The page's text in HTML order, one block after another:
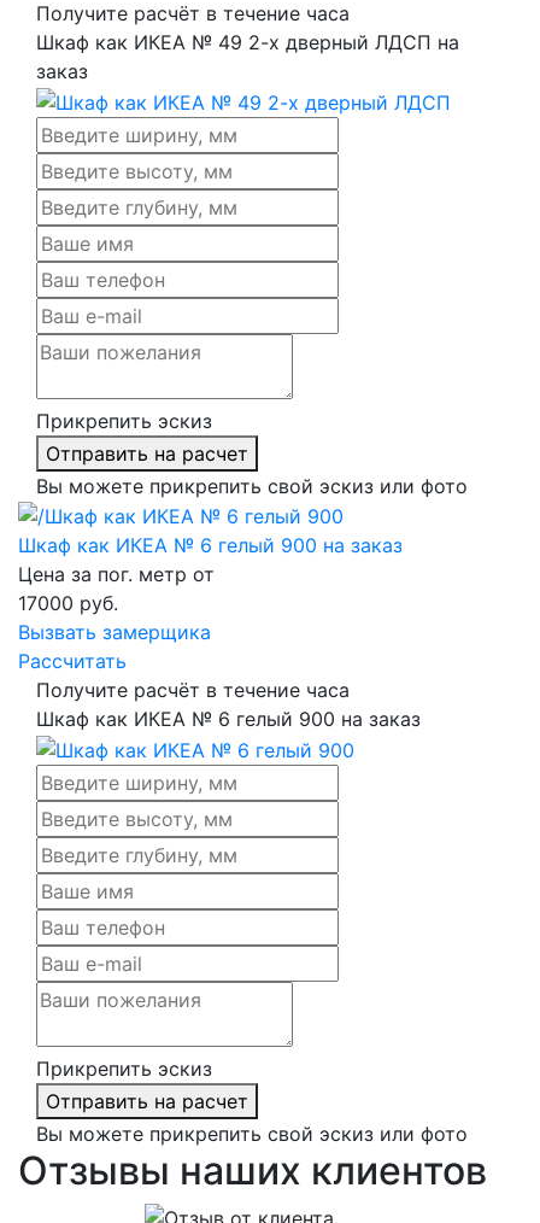
Получите расчёт в течение часа
Шкаф как ИКЕА № 49 2-х дверный ЛДСП на
заказ
Прикрепить эскиз
Отправить на расчет
Вы можете прикрепить свой эскиз или фото
Шкаф как ИКЕА № 6 гелый 900 на заказ
Цена за пог. метр от
17000 руб.
Вызвать замерщика
Рассчитать
Получите расчёт в течение часа
Шкаф как ИКЕА № 6 гелый 900 на заказ
Прикрепить эскиз
Отправить на расчет
Вы можете прикрепить свой эскиз или фото
Отзывы наших клиентов